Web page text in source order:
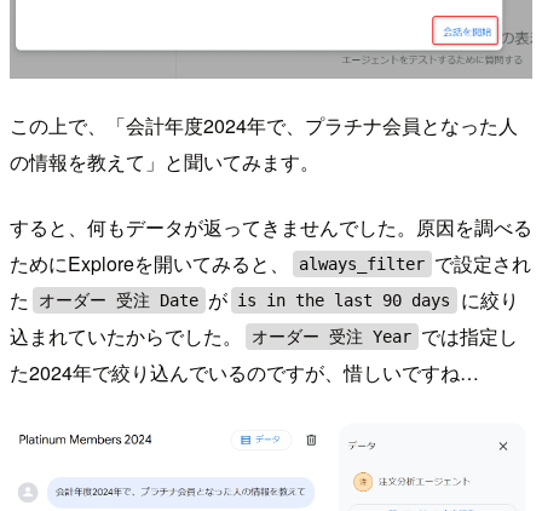
この上で、「会計年度2024年で、プラチナ会員となった人
の情報を教えて」と聞いてみます。
すると、何もデータが返ってきませんでした。原因を調べる
ためにExploreを開いてみると、
always_filter で設定され
た
オーダー 受注 Date が is in the last 90 days
に絞り
込まれていたからでした。
オーダー 受注 Year では指定し
た2024年で絞り込んでいるのですが、惜しいですね…